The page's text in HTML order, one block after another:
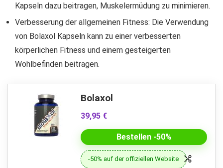
Kapseln dazu beitragen, Muskelermüdung zu minimieren.
Verbesserung der allgemeinen Fitness: Die Verwendung
von Bolaxol Kapseln kann zu einer verbesserten
körperlichen Fitness und einem gesteigerten
Wohlbefinden beitragen.
Bolaxol
39,95 €
Bestellen -50%
-50% auf der offiziellen Website